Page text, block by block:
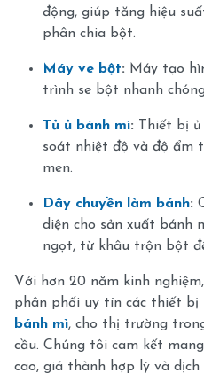
động, giúp tăng hiệu
phân chia bột.
Máy ve bột: Máy tạo
trình se bột nhanh
Tủ ủ bánh mì: Thiết bị
soát nhiệt độ và độ ẩm
men.
Dây chuyền làm bánh:
diện cho sản xuất bánh
ngọt, từ khâu trộn bột
Với hơn 20 năm kinh
phân phối uy tín các thiết bị
bánh mì, cho thị trường
cầu. Chúng tôi cam kết
cao, giá thành hợp lý và dịch